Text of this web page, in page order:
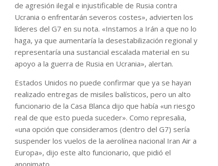
de agresión ilegal e injustificable de Rusia contra
Ucrania o enfrentarán severos costes», advierten los
líderes del G7 en su nota. «Instamos a Irán a que no lo
haga, ya que aumentaría la desestabilización regional y
representaría una sustancial escalada material en su
apoyo a la guerra de Rusia en Ucrania», alertan.
Estados Unidos no puede confirmar que ya se hayan
realizado entregas de misiles balísticos, pero un alto
funcionario de la Casa Blanca dijo que había «un riesgo
real de que esto pueda suceder». Como represalia,
«una opción que consideramos (dentro del G7) sería
suspender los vuelos de la aerolínea nacional Iran Air a
Europa», dijo este alto funcionario, que pidió el